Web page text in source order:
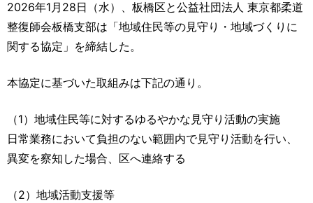
2026年1月28日（水）、板橋区と公益社団法人 東京都柔道
整復師会板橋支部は「地域住民等の見守り・地域づくりに
関する協定」を締結した。
本協定に基づいた取組みは下記の通り。
（1）地域住民等に対するゆるやかな見守り活動の実施
日常業務において負担のない範囲内で見守り活動を行い、
異変を察知した場合、区へ連絡する
（2）地域活動支援等